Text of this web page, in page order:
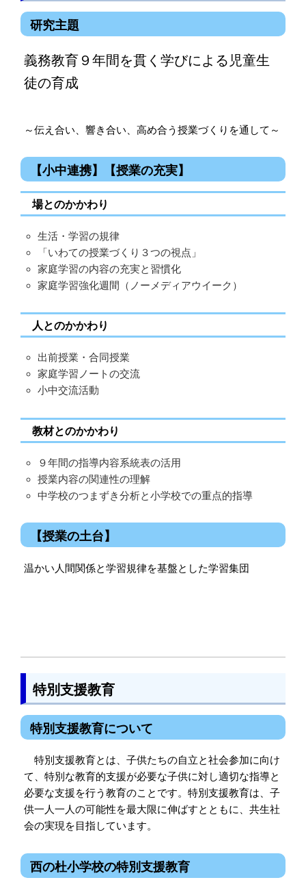
研究主題
義務教育９年間を貫く学びによる児童生
徒の育成
～伝え合い、響き合い、高め合う授業づくりを通して～
【小中連携】【授業の充実】
場とのかかわり
生活・学習の規律
「いわての授業づくり３つの視点」
家庭学習の内容の充実と習慣化
家庭学習強化週間（ノーメディアウイーク）
人とのかかわり
出前授業・合同授業
家庭学習ノートの交流
小中交流活動
教材とのかかわり
９年間の指導内容系統表の活用
授業内容の関連性の理解
中学校のつまずき分析と小学校での重点的指導
【授業の土台】
温かい人間関係と学習規律を基盤とした学習集団
特別支援教育
特別支援教育について
特別支援教育とは、子供たちの自立と社会参加に向け
て、特別な教育的支援が必要な子供に対し適切な指導と
必要な支援を行う教育のことです。特別支援教育は、子
供一人一人の可能性を最大限に伸ばすとともに、共生社
会の実現を目指しています。
西の杜小学校の特別支援教育